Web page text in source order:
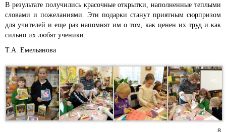
В результате получились красочные открытки, наполненные теплыми
словами и пожеланиями. Эти подарки станут приятным сюрпризом
для учителей и еще раз напомнят им о том, как ценен их труд и как
сильно их любят ученики.
Т.А. Емельянова